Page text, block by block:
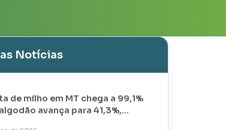
Notícias
de milho em MT chega a 99,1%
avança para 41,3%,